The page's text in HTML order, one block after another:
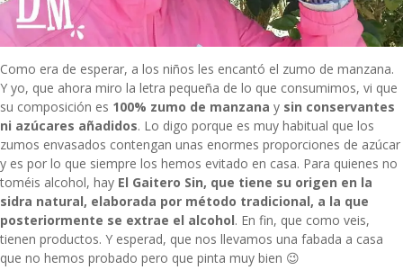
Como era de esperar, a los niños les encantó el zumo de manzana.
Y yo, que ahora miro la letra pequeña de lo que consumimos, vi que
su composición es 100% zumo de manzana y sin conservantes
ni azúcares añadidos. Lo digo porque es muy habitual que los
zumos envasados contengan unas enormes proporciones de azúcar
y es por lo que siempre los hemos evitado en casa. Para quienes no
toméis alcohol, hay El Gaitero Sin, que tiene su origen en la
sidra natural, elaborada por método tradicional, a la que
posteriormente se extrae el alcohol. En fin, que como veis,
tienen productos. Y esperad, que nos llevamos una fabada a casa
que no hemos probado pero que pinta muy bien 😉